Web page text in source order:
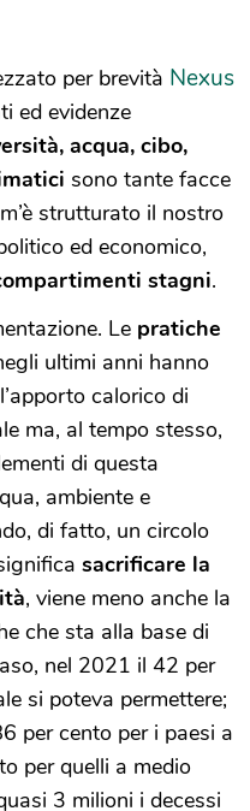
per brevità Nexus
ed evidenze
acqua, cibo,
sono tante facce
strutturato il nostro
ed economico,
stagni.
Le pratiche
ultimi anni hanno
calorico di
ma, al tempo stesso,
di questa
ambiente e
di fatto, un circolo
sacrificare la
, viene meno anche la
che sta alla base di
nel 2021 il 42 per
si poteva permettere;
per cento per i paesi a
per quelli a medio
3 milioni i decessi